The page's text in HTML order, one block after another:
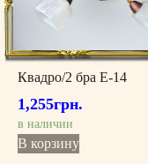
Квадро/2 бра Е-14
1,255грн.
в наличии
В корзину